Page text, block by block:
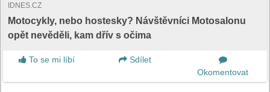
IDNES.CZ
Motocykly, nebo hostesky? Návštěvníci Motosalonu
opět nevěděli, kam dřív s očima
To se mi líbí
Sdílet
Okomentovat